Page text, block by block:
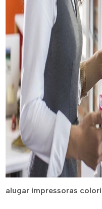
alugar impressoras